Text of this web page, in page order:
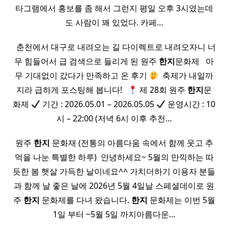
타그램에서 홍보를 좀 해서 그런지 평일 오후 3시였는데
도 사람이 꽤 있었다. 카페…
​ ​ 춘천에서 대구로 내려오는 길 다이렉트로 내려오자니 너
무 힘들어서 급 검색으로 들리게 된 원주 한지문화제 ​ ​ 아
무 기대없이 갔다가 만족하고 온 후기
​ 축제가 내일까
지라 급하게 포스팅해 봅니다! ​ ​
제 28회 원주 한지문
화제
기간 : 2026.05.01 – 2026.05.05
운영시간 : 10
시 – 22:00 (저녁 6시 이후 추천…
원주 한지 문화재 (전통의 아름다움 속에서 함께 웃고 추
억을 나눈 특별한 하루) ​ 안녕하세요~ 5월의 만끽하는 따
듯한 봄 햇살 가득한 날이네요^^ 가치더하기 이용자 분들
과 함께 날 좋은 날에 2026년 5월 4일날 스페셜데이로 원
주 한지 문화제를 다녀 왔습니다. 한지 문화제는 이번 5월
1일 부터 ~5월 5일 까지아름다운…